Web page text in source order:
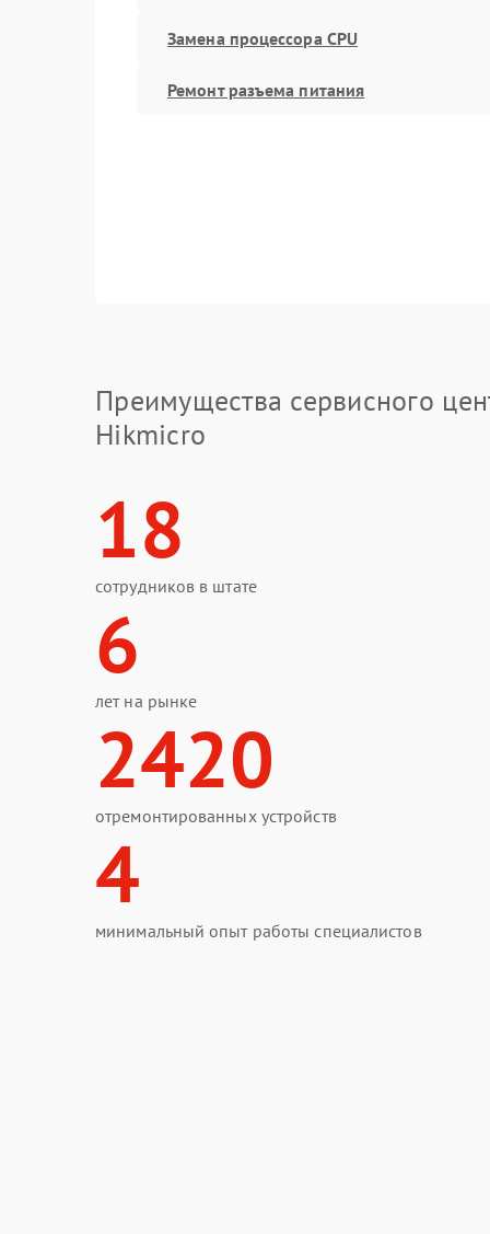
Замена процессора CPU
Ремонт разъема питания
Преимущества сервисного
Hikmicro
18
сотрудников в штате
6
лет на рынке
2420
отремонтированных устройств
4
минимальный опыт работы специалистов